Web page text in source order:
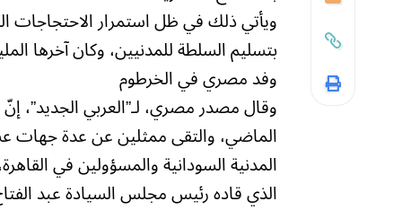
ويأتي ذلك في ظل استمرار الاحتجاجات
بتسليم السلطة للمدنيين، وكان آخرها
وفد مصري في الخرطوم
وقال مصدر مصري، لـ”العربي الجديد”،
الماضي، والتقى ممثلين عن عدة جهات
المدنية السودانية والمسؤولين في
الذي قاده رئيس مجلس السيادة عبد